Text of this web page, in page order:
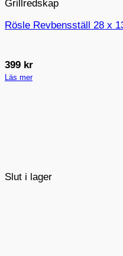
Slut i lager
Grillredskap
Rösle Revbensställ 28 x
399 kr
Läs mer